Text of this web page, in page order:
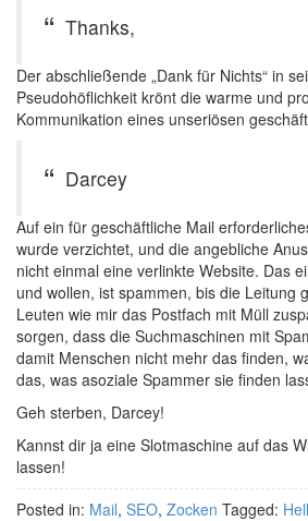
Thanks,
Der abschließende „Dank für Nichts“ in
Pseudohöflichkeit krönt die warme und
Kommunikation eines unseriösen
Darcey
Auf ein für geschäftliche Mail
wurde verzichtet, und die angebliche
nicht einmal eine verlinkte Website. Das
und wollen, ist spammen, bis die Leitung
Leuten wie mir das Postfach mit Müll
sorgen, dass die Suchmaschinen mit
damit Menschen nicht mehr das finden,
das, was asoziale Spammer sie finden
Geh sterben, Darcey!
Kannst dir ja eine Slotmaschine auf das
lassen!
Posted in: Mail, SEO, Zocken Tagged: